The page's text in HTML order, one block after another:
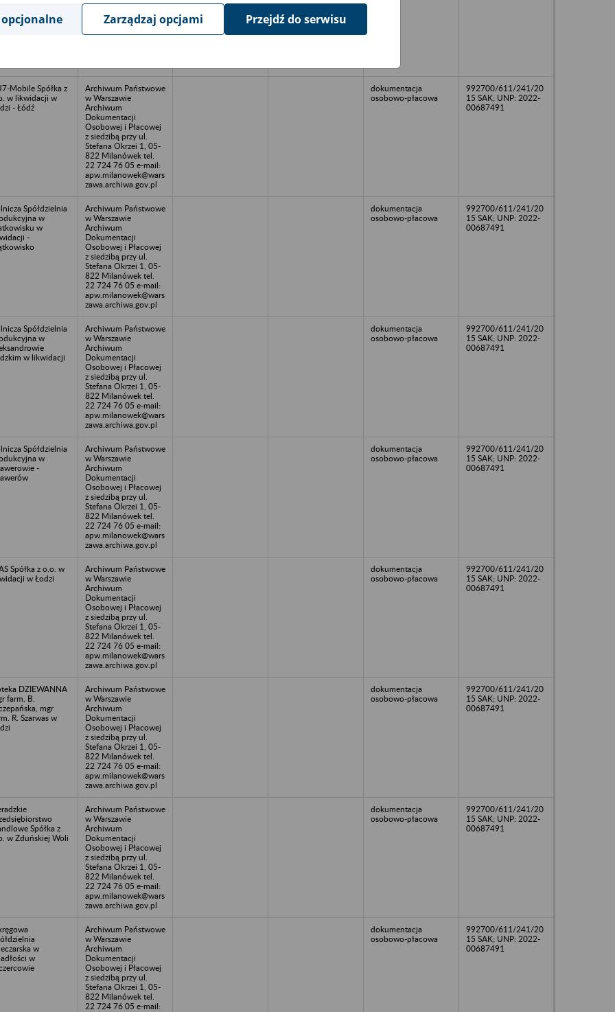
Osobowej i Płacowej
z siedzibą przy ul.
Stefana Okrzei 1, 05-
822 Milanówek tel.
Mobile Spółka z
w likwidacji w
- Łódź
Archiwum Państwowe
w Warszawie
Archiwum
Dokumentacji
Osobowej i Płacowej
z siedzibą przy ul.
Stefana Okrzei 1, 05-
822 Milanówek tel.
22 724 76 05 e-mail:
apw.milanowek@wars
zawa.archiwa.gov.pl
dokumentacja
osobowo-płacowa
992700/611/241/20
15 SAK; UNP: 2022-
00687491
Spółdzielnia
w
w
-
Archiwum Państwowe
w Warszawie
Archiwum
Dokumentacji
Osobowej i Płacowej
z siedzibą przy ul.
Stefana Okrzei 1, 05-
822 Milanówek tel.
22 724 76 05 e-mail:
apw.milanowek@wars
zawa.archiwa.gov.pl
dokumentacja
osobowo-płacowa
992700/611/241/20
15 SAK; UNP: 2022-
00687491
Spółdzielnia
w
w likwidacji
Archiwum Państwowe
w Warszawie
Archiwum
Dokumentacji
Osobowej i Płacowej
z siedzibą przy ul.
Stefana Okrzei 1, 05-
822 Milanówek tel.
22 724 76 05 e-mail:
apw.milanowek@wars
zawa.archiwa.gov.pl
dokumentacja
osobowo-płacowa
992700/611/241/20
15 SAK; UNP: 2022-
00687491
Spółdzielnia
w
-
Archiwum Państwowe
w Warszawie
Archiwum
Dokumentacji
Osobowej i Płacowej
z siedzibą przy ul.
Stefana Okrzei 1, 05-
822 Milanówek tel.
22 724 76 05 e-mail:
apw.milanowek@wars
zawa.archiwa.gov.pl
dokumentacja
osobowo-płacowa
992700/611/241/20
15 SAK; UNP: 2022-
00687491
Spółka z o.o. w
w Łodzi
Archiwum Państwowe
w Warszawie
Archiwum
Dokumentacji
Osobowej i Płacowej
z siedzibą przy ul.
Stefana Okrzei 1, 05-
822 Milanówek tel.
22 724 76 05 e-mail:
apw.milanowek@wars
zawa.archiwa.gov.pl
dokumentacja
osobowo-płacowa
992700/611/241/20
15 SAK; UNP: 2022-
00687491
DZIEWANNA
farm. B.
mgr
R. Szarwas w
Archiwum Państwowe
w Warszawie
Archiwum
Dokumentacji
Osobowej i Płacowej
z siedzibą przy ul.
Stefana Okrzei 1, 05-
822 Milanówek tel.
22 724 76 05 e-mail:
apw.milanowek@wars
zawa.archiwa.gov.pl
dokumentacja
osobowo-płacowa
992700/611/241/20
15 SAK; UNP: 2022-
00687491
Spółka z
w Zduńskiej Woli
Archiwum Państwowe
w Warszawie
Archiwum
Dokumentacji
Osobowej i Płacowej
z siedzibą przy ul.
Stefana Okrzei 1, 05-
822 Milanówek tel.
22 724 76 05 e-mail:
apw.milanowek@wars
zawa.archiwa.gov.pl
dokumentacja
osobowo-płacowa
992700/611/241/20
15 SAK; UNP: 2022-
00687491
w
w
Archiwum Państwowe
w Warszawie
Archiwum
Dokumentacji
Osobowej i Płacowej
z siedzibą przy ul.
Stefana Okrzei 1, 05-
822 Milanówek tel.
22 724 76 05 e-mail:
dokumentacja
osobowo-płacowa
992700/611/241/20
15 SAK; UNP: 2022-
00687491
Zarządzaj opcjami Przejdź do serwisu